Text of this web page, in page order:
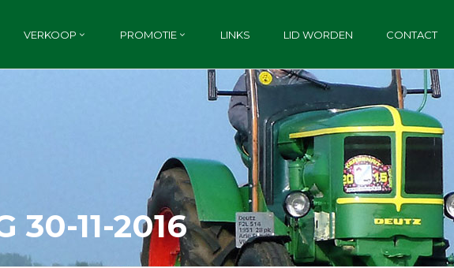
VERKOOP PROMOTIE LINKS LID WORDEN CONTACT
30-11-2016